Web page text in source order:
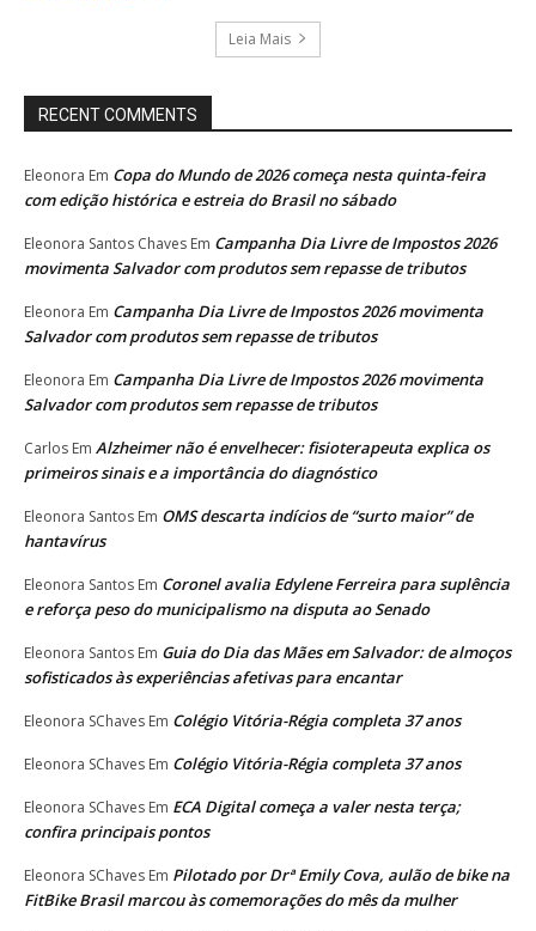
Leia Mais
RECENT COMMENTS
Eleonora Em Copa do Mundo de 2026 começa nesta quinta-feira
com edição histórica e estreia do Brasil no sábado
Eleonora Santos Chaves Em Campanha Dia Livre de Impostos 2026
movimenta Salvador com produtos sem repasse de tributos
Eleonora Em Campanha Dia Livre de Impostos 2026 movimenta
Salvador com produtos sem repasse de tributos
Eleonora Em Campanha Dia Livre de Impostos 2026 movimenta
Salvador com produtos sem repasse de tributos
Carlos Em Alzheimer não é envelhecer: fisioterapeuta explica os
primeiros sinais e a importância do diagnóstico
Eleonora Santos Em OMS descarta indícios de “surto maior” de
hantavírus
Eleonora Santos Em Coronel avalia Edylene Ferreira para suplência
e reforça peso do municipalismo na disputa ao Senado
Eleonora Santos Em Guia do Dia das Mães em Salvador: de almoços
sofisticados às experiências afetivas para encantar
Eleonora SChaves Em Colégio Vitória-Régia completa 37 anos
Eleonora SChaves Em Colégio Vitória-Régia completa 37 anos
Eleonora SChaves Em ECA Digital começa a valer nesta terça;
confira principais pontos
Eleonora SChaves Em Pilotado por Drª Emily Cova, aulão de bike na
FitBike Brasil marcou às comemorações do mês da mulher